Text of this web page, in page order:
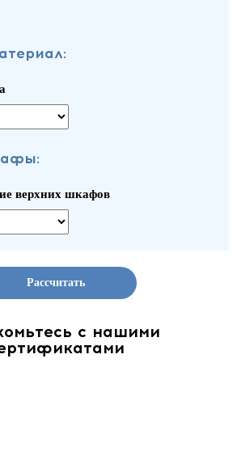
верхних шкафов
Рассчитать
с нашими